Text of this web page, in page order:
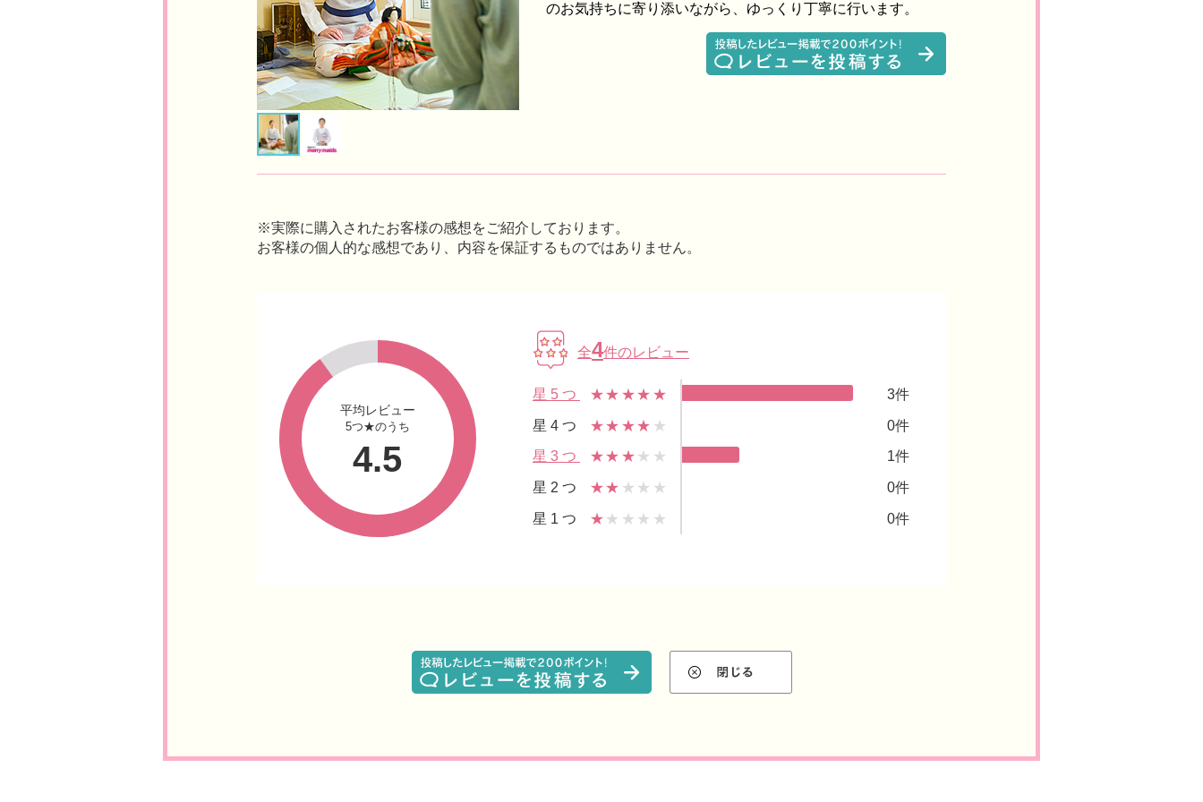
のお気持ちに寄り添いながら、ゆっくり丁寧に行います。
※実際に購入されたお客様の感想をご紹介しております。
お客様の個人的な感想であり、内容を保証するものではありません。
平均レビュー
5つ★のうち
4.5
全4件のレビュー
星5つ ★★★★★ 3件
星4つ ★★★★ ★ 0件
星3つ ★★★ ★★ 1件
星2つ ★★ ★★★ 0件
星1つ ★ ★★★★ 0件